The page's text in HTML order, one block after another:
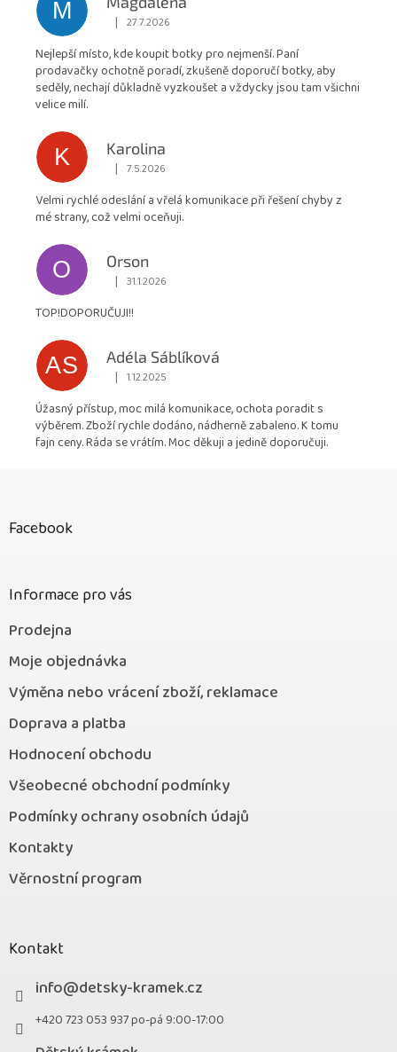
obchodu
4,9
z
M
Hodnocení obchodu je 5 z 5 hvězdiček.
| 27.7.2026
Nejlepší místo, kde koupit botky pro nejmenší. Paní
prodavačky ochotně poradí, zkušeně doporučí botky, aby
seděly, nechají důkladně vyzkoušet a vždycky jsou tam všichni
velice milí.
K
Karolina
Hodnocení obchodu je 5 z 5 hvězdiček.
| 7.5.2026
Velmi rychlé odeslání a vřelá komunikace při řešení chyby z
mé strany, což velmi oceňuji.
O
Orson
Hodnocení obchodu je 5 z 5 hvězdiček.
| 31.1.2026
TOP!DOPORUČUJI!!
AS
Adéla Sáblíková
Hodnocení obchodu je 5 z 5 hvězdiček.
| 1.12.2025
Úžasný přístup, moc milá komunikace, ochota poradit s
výběrem. Zboží rychle dodáno, nádherně zabaleno. K tomu
fajn ceny. Ráda se vrátím. Moc děkuji a jedině doporučuji.
Facebook
Informace pro vás
Prodejna
Moje objednávka
Výměna nebo vrácení zboží, reklamace
Doprava a platba
Hodnocení obchodu
Všeobecné obchodní podmínky
Podmínky ochrany osobních údajů
Kontakty
Věrnostní program
Kontakt
info@detsky-kramek.cz
+420 723 053 937 po-pá 9:00-17:00